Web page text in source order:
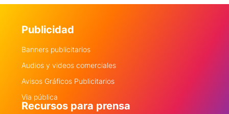
Publicidad
Banners publicitarios
Audios y videos comerciales
Avisos Gráficos Publicitarios
Via pública
Recursos para prensa